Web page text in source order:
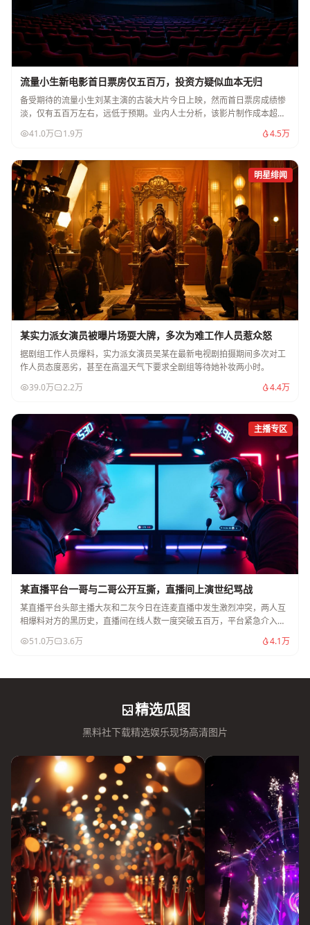
流量小生新电影首日票房仅五百万，投资方疑似血本无归
备受期待的流量小生刘某主演的古装大片今日上映，然而首日票房成绩惨
淡，仅有五百万左右，远低于预期。业内人士分析，该影片制作成本超过
两亿，投资方恐将血本无归。
41.0万 1.9万 4.5万
明星绯闻
某实力派女演员被曝片场耍大牌，多次为难工作人员惹众怒
据剧组工作人员爆料，实力派女演员吴某在最新电视剧拍摄期间多次对工
作人员态度恶劣，甚至在高温天气下要求全剧组等待她补妆两小时。
39.0万
2.2万 4.4万
主播专区
某直播平台一哥与二哥公开互撕，直播间上演世纪骂战
某直播平台头部主播大灰和二灰今日在连麦直播中发生激烈冲突，两人互
相爆料对方的黑历史，直播间在线人数一度突破五百万，平台紧急介入调
51.0万 3.6万 4.1万
精选瓜图
黑料社下载精选娱乐现场高清图片